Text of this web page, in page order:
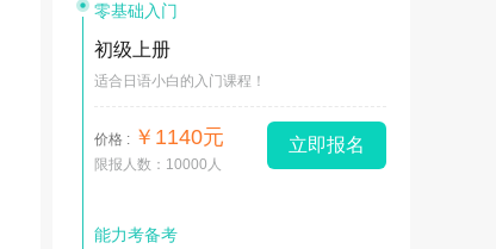
零基础入门
初级上册
适合日语小白的入门课程！
价格 : ￥1140元
限报人数：10000人
立即报名
能力考备考